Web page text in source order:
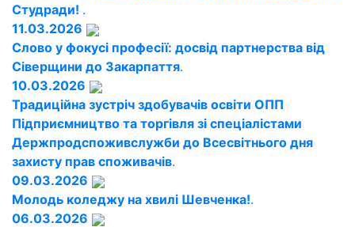
Студради! .
11.03.2026
Слово у фокусі професії: досвід партнерства від
Сіверщини до Закарпаття.
10.03.2026
Традиційна зустріч здобувачів освіти ОПП
Підприємництво та торгівля зі спеціалістами
Держпродспоживслужби до Всесвітнього дня
захисту прав споживачів.
09.03.2026
Молодь коледжу на хвилі Шевченка!.
06.03.2026